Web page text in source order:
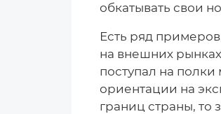
обкатывать свои
Есть ряд
на внешних
поступал на
ориентации на
границ страны, то